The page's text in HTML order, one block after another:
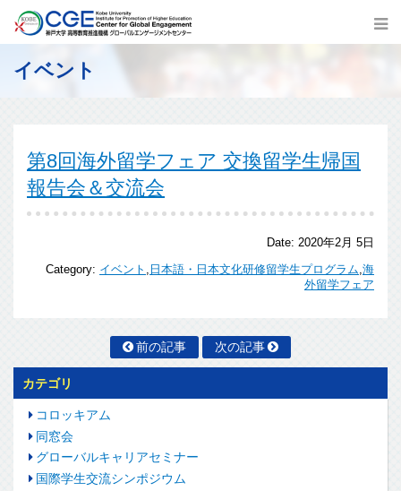
イベント
第8回海外留学フェア 交換留学生帰国
報告会＆交流会
Date: 2020年2月 5日
Category: イベント , 日本語・日本文化研修留学生プログラム,海
外留学フェア
前の記事 次の記事
カテゴリ
コロッキアム
同窓会
グローバルキャリアセミナー
国際学生交流シンポジウム